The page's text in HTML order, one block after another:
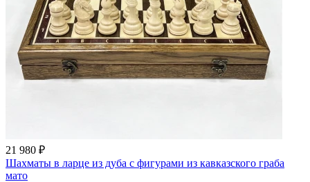
21 980 ₽
Шахматы в ларце из дуба с фигурами из кавказского граба
мато